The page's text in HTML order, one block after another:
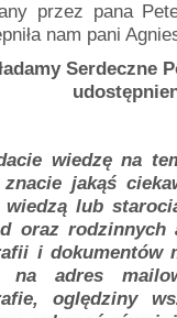
przez pana
nam pani
Serdeczne
wiedzę na
znacie jakąś
wiedzą lub
oraz rodzinnych
i dokumentów
na adres
oględziny